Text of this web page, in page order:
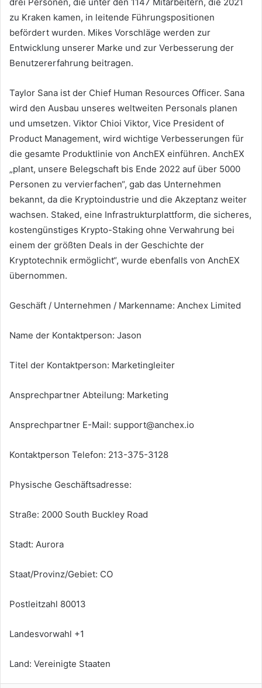
zu Kraken kamen, in leitende Führungspositionen
befördert wurden. Mikes Vorschläge werden zur
Entwicklung unserer Marke und zur Verbesserung der
Benutzererfahrung beitragen.
Taylor Sana ist der Chief Human Resources Officer. Sana
wird den Ausbau unseres weltweiten Personals planen
und umsetzen. Viktor Chioi Viktor, Vice President of
Product Management, wird wichtige Verbesserungen für
die gesamte Produktlinie von AnchEX einführen. AnchEX
„plant, unsere Belegschaft bis Ende 2022 auf über 5000
Personen zu vervierfachen“, gab das Unternehmen
bekannt, da die Kryptoindustrie und die Akzeptanz weiter
wachsen. Staked, eine Infrastrukturplattform, die sicheres,
kostengünstiges Krypto-Staking ohne Verwahrung bei
einem der größten Deals in der Geschichte der
Kryptotechnik ermöglicht“, wurde ebenfalls von AnchEX
übernommen.
Geschäft / Unternehmen / Markenname: Anchex Limited
Name der Kontaktperson: Jason
Titel der Kontaktperson: Marketingleiter
Ansprechpartner Abteilung: Marketing
Ansprechpartner E-Mail: support@anchex.io
Kontaktperson Telefon: 213-375-3128
Physische Geschäftsadresse:
Straße: 2000 South Buckley Road
Stadt: Aurora
Staat/Provinz/Gebiet: CO
Postleitzahl 80013
Landesvorwahl +1
Land: Vereinigte Staaten